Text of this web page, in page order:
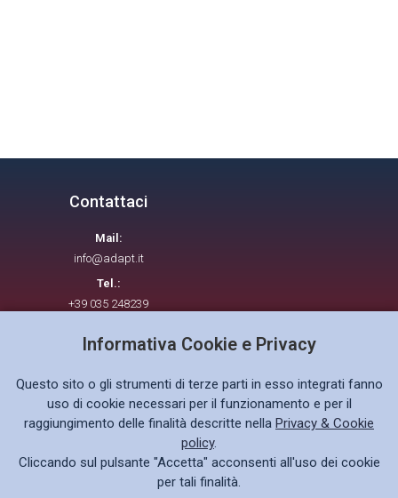
Contattaci
Mail:
info@adapt.it
Tel.:
+39 035 248239
Privacy policy GDPR
Informativa Cookie e Privacy
Questo sito o gli strumenti di terze parti in esso integrati fanno
uso di cookie necessari per il funzionamento e per il
raggiungimento delle finalità descritte nella Privacy & Cookie
policy.
Cliccando sul pulsante "Accetta" acconsenti all'uso dei cookie
per tali finalità.